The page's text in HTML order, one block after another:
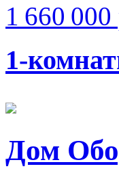
1 660 000
1-
Дом